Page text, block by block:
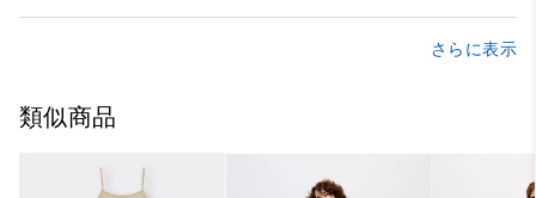
さらに表示
類似商品